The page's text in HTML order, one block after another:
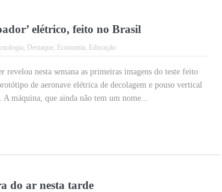
elétrico, feito no Brasil
, Destaque, Economia, Educação
revelou nesta semana as primeiras imagens do teste feito
de aeronave elétrica de decolagem e pouso vertical
máquina, que ainda não tem um nome...
do ar nesta tarde